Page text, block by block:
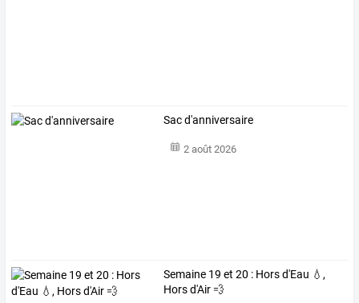
Sac d'anniversaire
2 août 2026
Semaine 19 et 20 : Hors d'Eau 💧,
Hors d'Air 💨